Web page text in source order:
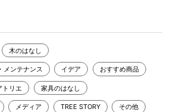
木のはなし
メンテナンス イデア おすすめ商品
トリエ 家具のはなし
メディア TREE STORY その他